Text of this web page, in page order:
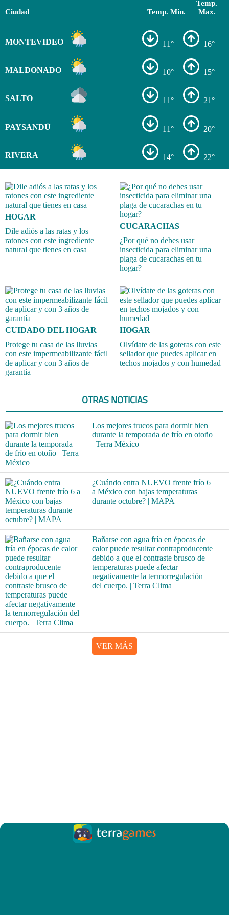
Ciudad Temp. Min.
Temp.
Max.
MONTEVIDEO 11° 16°
MALDONADO 10° 15°
SALTO 11° 21°
PAYSANDÚ 11° 20°
RIVERA 14° 22°
HOGAR
Dile adiós a las ratas y los
ratones con este ingrediente
natural que tienes en casa
CUCARACHAS
¿Por qué no debes usar
insecticida para eliminar una
plaga de cucarachas en tu
hogar?
CUIDADO DEL HOGAR
Protege tu casa de las lluvias
con este impermeabilizante fácil
de aplicar y con 3 años de
garantía
HOGAR
Olvídate de las goteras con este
sellador que puedes aplicar en
techos mojados y con humedad
OTRAS NOTICIAS
Los mejores trucos para dormir bien
durante la temporada de frío en otoño
| Terra México
¿Cuándo entra NUEVO frente frío 6
a México con bajas temperaturas
durante octubre? | MAPA
Bañarse con agua fría en épocas de
calor puede resultar contraproducente
debido a que el contraste brusco de
temperaturas puede afectar
negativamente la termorregulación
del cuerpo. | Terra Clima
VER MÁS